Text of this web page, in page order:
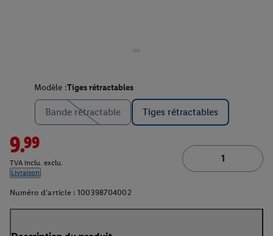
Modèle :Tiges rétractables
Bande rétractable Tiges rétractables
9.99
TVA inclu. exclu.
Livraison
Numéro d'article : 100398704002